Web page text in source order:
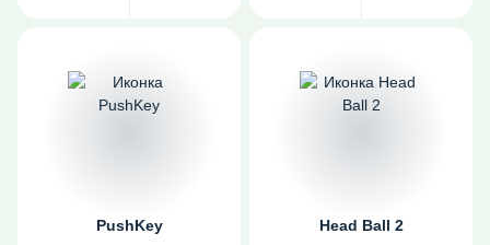
PushKey Head Ball 2